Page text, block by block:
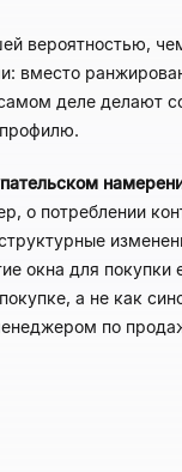
вероятностью,
вместо
деле делают
профилю.
о потреблении
окна для покупки
а не как
по